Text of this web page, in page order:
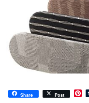
Share Post
P